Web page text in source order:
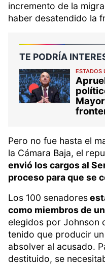
incremento de la
haber desatendido la
TE PODRÍA
ESTADOS
Pero no fue hasta el
la Cámara Baja, el
envió los cargos al
proceso para que se
Los 100 senadores
como miembros de
elegidos por Johnson
tenido que producir
absolver al acusado.
destituido, se